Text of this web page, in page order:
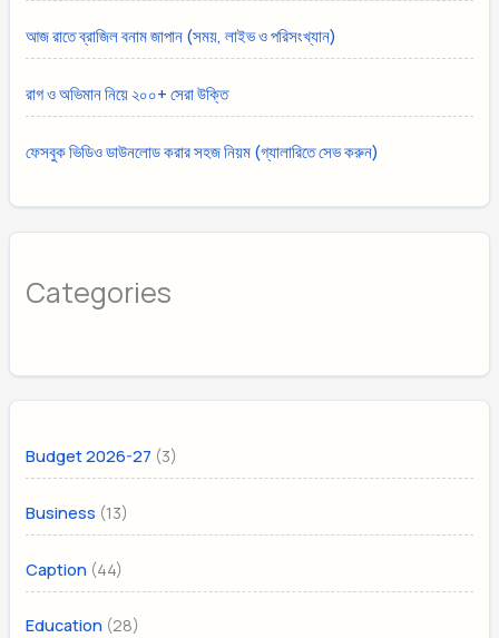
আজ রাতে ব্রাজিল বনাম জাপান (সময়, লাইভ ও পরিসংখ্যান)
রাগ ও অভিমান নিয়ে ২০০+ সেরা উক্তি
ফেসবুক ভিডিও ডাউনলোড করার সহজ নিয়ম (গ্যালারিতে সেভ করুন)
Categories
Budget 2026-27 (3)
Business (13)
Caption (44)
Education (28)